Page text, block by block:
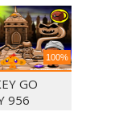
100%
GO
956